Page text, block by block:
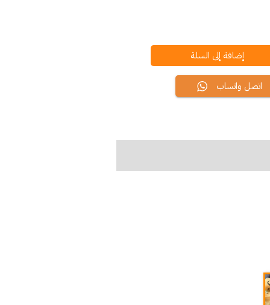
إضافة إلى السلة
اتصل واتساب